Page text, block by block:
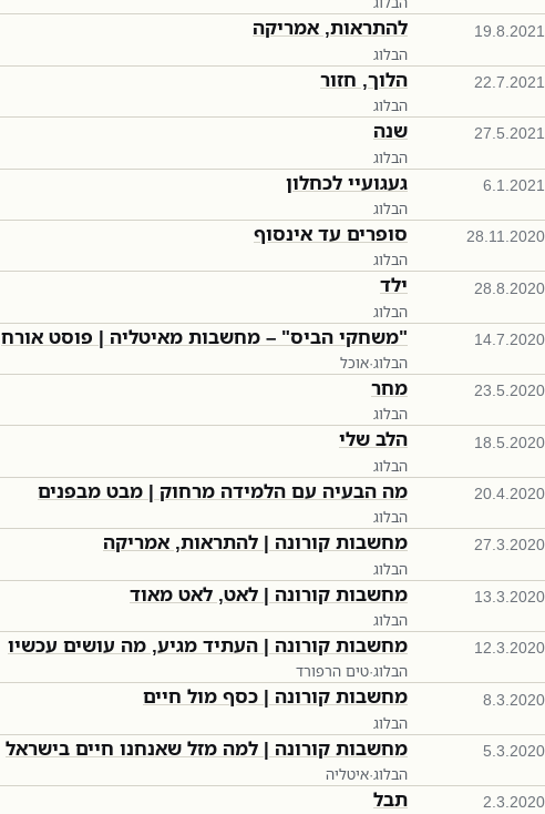
19.8.2021 להתראות, אמריקה
הבלוג
22.7.2021 הלוך, חזור
הבלוג
27.5.2021 שנה
הבלוג
6.1.2021 געגועיי לכחלון
הבלוג
28.11.2020 סופרים עד אינסוף
הבלוג
28.8.2020 ילד
הבלוג
14.7.2020 "משחקי הביס" – מחשבות מאיטליה | פוסט אורח
הבלוג·אוכל
23.5.2020 מחר
הבלוג
18.5.2020 הלב שלי
הבלוג
20.4.2020 מה הבעיה עם הלמידה מרחוק | מבט מבפנים
הבלוג
27.3.2020 מחשבות קורונה | להתראות, אמריקה
הבלוג
13.3.2020 מחשבות קורונה | לאט, לאט מאוד
הבלוג
12.3.2020 מחשבות קורונה | העתיד מגיע, מה עושים עכשיו
הבלוג·טים הרפורד
8.3.2020 מחשבות קורונה | כסף מול חיים
הבלוג
5.3.2020 מחשבות קורונה | למה מזל שאנחנו חיים בישראל
הבלוג·איטליה
2.3.2020 תבל